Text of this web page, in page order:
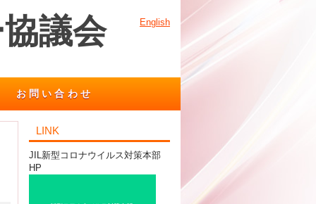
議会 English
お問い合わせ
LINK
JIL新型コロナウイルス対策本部
HP